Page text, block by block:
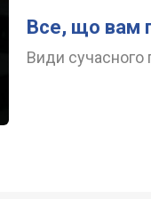
Все, що вам
Види сучасного